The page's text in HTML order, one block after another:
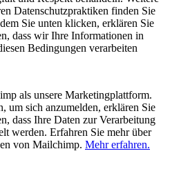
Datenschutzpraktiken finden Sie
Sie unten klicken, erklären Sie
dass wir Ihre Informationen in
Bedingungen verarbeiten
als unsere Marketingplattform.
um sich anzumelden, erklären Sie
dass Ihre Daten zur Verarbeitung
werden. Erfahren Sie mehr über
von Mailchimp. Mehr erfahren.